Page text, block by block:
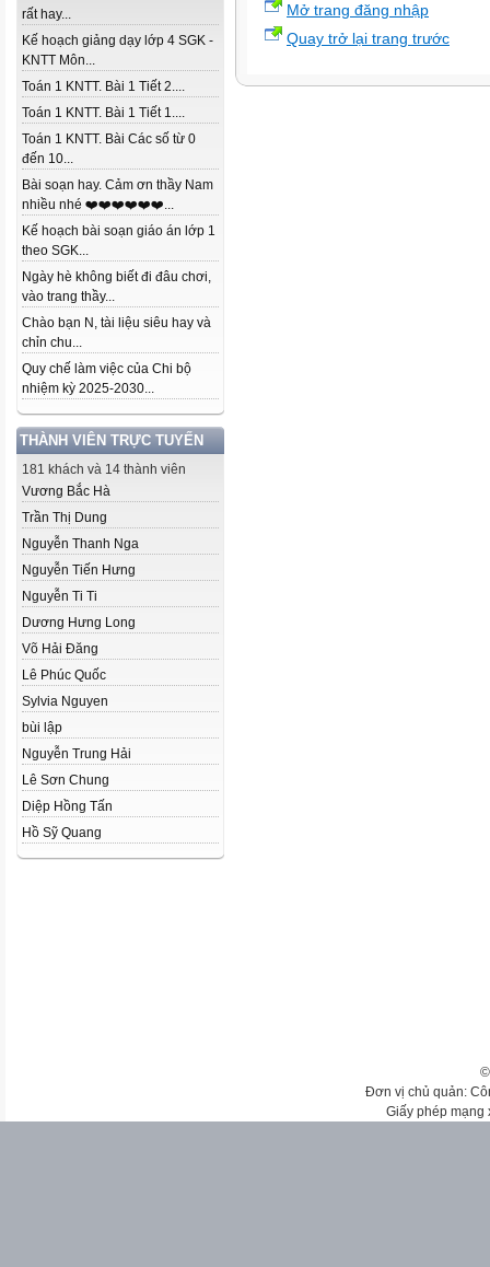
rất hay...
Kế hoạch giảng dạy lớp 4 SGK -
KNTT Môn...
Toán 1 KNTT. Bài 1 Tiết 2....
Toán 1 KNTT. Bài 1 Tiết 1....
Toán 1 KNTT. Bài Các số từ 0
đến 10...
Bài soạn hay. Cảm ơn thầy Nam
nhiều nhé ❤️❤️❤️❤️❤️❤️...
Kế hoạch bài soạn giáo án lớp 1
theo SGK...
Ngày hè không biết đi đâu chơi,
vào trang thầy...
Chào bạn N, tài liệu siêu hay và
chỉn chu...
Quy chế làm việc của Chi bộ
nhiệm kỳ 2025-2030...
THÀNH VIÊN TRỰC TUYẾN
181 khách và 14 thành viên
Vương Bắc Hà
Trần Thị Dung
Nguyễn Thanh Nga
Nguyễn Tiến Hưng
Nguyễn Ti Ti
Dương Hưng Long
Võ Hải Đăng
Lê Phúc Quốc
Sylvia Nguyen
bùi lập
Nguyễn Trung Hải
Lê Sơn Chung
Diệp Hồng Tấn
Hồ Sỹ Quang
Mở trang đăng nhập
Quay trở lại trang trước
Đơn vị chủ quản:
Giấy phép mạng